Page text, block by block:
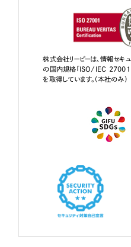
株式会社リーピーは、情報セキュ
の国内規格「ISO/IEC
を取得しています。（本社のみ）